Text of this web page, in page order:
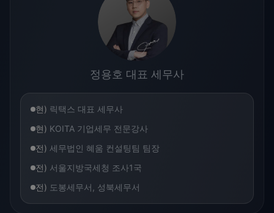
현) 릭택스 대표 세무사
현) KOITA 기업세무 전문강사
전) 세무법인 혜움 컨설팅팀 팀장
전) 서울지방국세청 조사1국
전) 도봉세무서, 성북세무서
정용호 대표 세무사